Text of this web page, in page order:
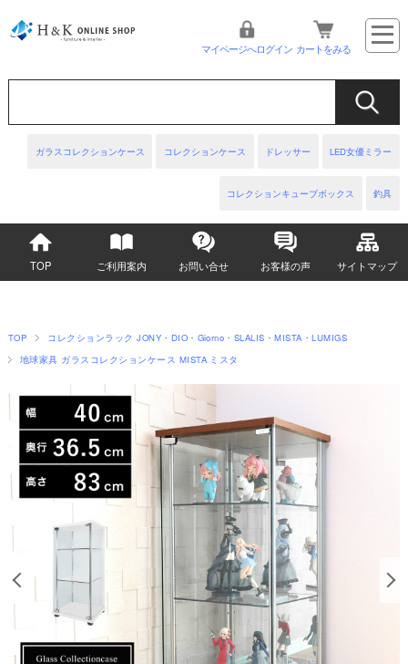
ガラスコレクションケース コレクションケース ドレッサー LED女優ミラー
コレクションキューブボックス 釣具
マイページへログイン カートをみる
TOP ご利用案内 お問い合せ お客様の声 サイトマップ
TOP
コレクションラック JONY・DIO・Giorno・SLALIS・MISTA・LUMIGS
地球家具 ガラスコレクションケース MISTA ミスタ